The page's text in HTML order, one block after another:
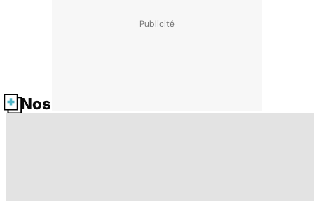
Nos fiches santé